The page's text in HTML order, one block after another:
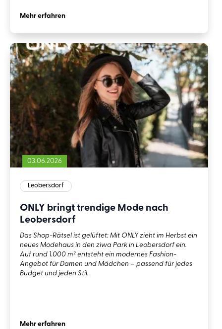
Mehr erfahren
03.06.2026
Leobersdorf
ONLY bringt trendige Mode nach
Leobersdorf
Das Shop-Rätsel ist gelüftet: Mit ONLY zieht im Herbst ein
neues Modehaus in den ziwa Park in Leobersdorf ein.
Auf rund 1.000 m² entsteht ein modernes Fashion-
Angebot für Damen und Mädchen – passend für jedes
Budget und jeden Stil.
Mehr erfahren